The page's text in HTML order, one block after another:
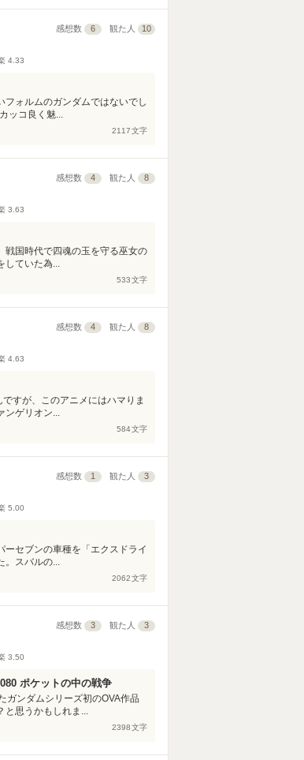
感想数 6 観た人 10
4.33
ォルムのガンダムではないでし
ッコ良く魅...
2117文字
感想数 4 観た人 8
3.63
戦国時代で四魂の玉を守る巫女の
していた為...
533文字
感想数 4 観た人 8
4.63
すが、このアニメにはハマりま
ンゲリオン...
584文字
感想数 1 観た人 3
5.00
セブンの車種を「エクスドライ
。スバルの...
2062文字
感想数 3 観た人 3
3.50
ポケットの中の戦争
ガンダムシリーズ初のOVA作品
と思うかもしれま...
2398文字